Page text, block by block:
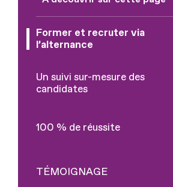
Former et recruter via
l’alternance
Un suivi sur-mesure des
candidates
100 % de réussite
TÉMOIGNAGE